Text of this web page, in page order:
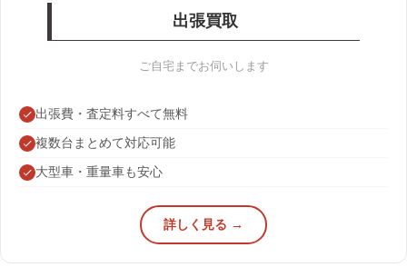
出張買取
ご自宅までお伺いします
出張費・査定料すべて無料
複数台まとめて対応可能
大型車・重量車も安心
詳しく見る →